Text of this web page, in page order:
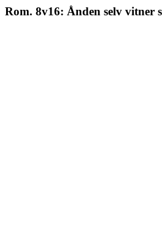
Rom. 8v16: Ånden selv vitner